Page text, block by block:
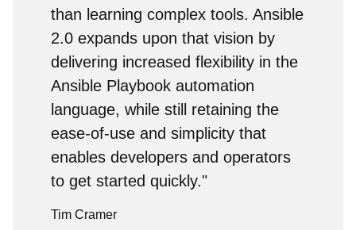
than learning complex tools. Ansible
2.0 expands upon that vision by
delivering increased flexibility in the
Ansible Playbook automation
language, while still retaining the
ease-of-use and simplicity that
enables developers and operators
to get started quickly."
Tim Cramer